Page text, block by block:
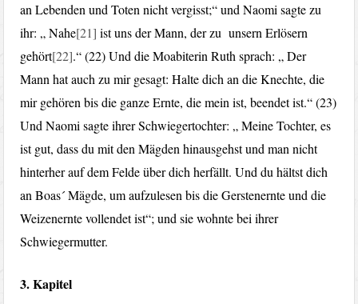
an Lebenden und Toten nicht vergisst;“ und Naomi sagte zu
ihr: „ Nahe[21] ist uns der Mann, der zu unsern Erlösern
gehört[22].“ (22) Und die Moabiterin Ruth sprach: „ Der
Mann hat auch zu mir gesagt: Halte dich an die Knechte, die
mir gehören bis die ganze Ernte, die mein ist, beendet ist.“ (23)
Und Naomi sagte ihrer Schwiegertochter: „ Meine Tochter, es
ist gut, dass du mit den Mägden hinausgehst und man nicht
hinterher auf dem Felde über dich herfällt. Und du hältst dich
an Boas´ Mägde, um aufzulesen bis die Gerstenernte und die
Weizenernte vollendet ist“; und sie wohnte bei ihrer
Schwiegermutter.
3. Kapitel